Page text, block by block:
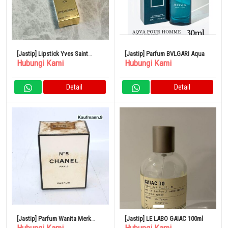
[Jastip] Lipstick Yves Saint
Laurent
Hubungi Kami
Detail
[Jastip] Parfum BVLGARI Aqua
Hubungi Kami
Detail
[Jastip] Parfum Wanita Merk
[Jastip] LE LABO GAIAC 100ml